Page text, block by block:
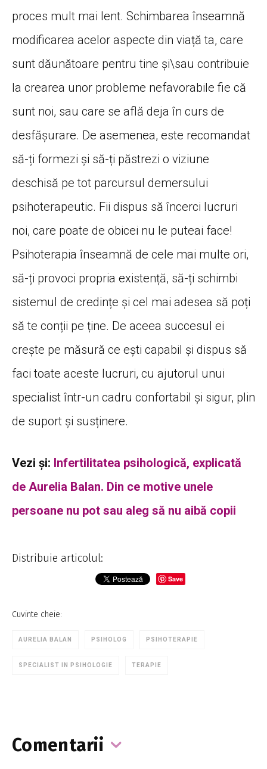
proces mult mai lent. Schimbarea înseamnă
modificarea acelor aspecte din viață ta, care
sunt dăunătoare pentru tine și\sau contribuie
la crearea unor probleme nefavorabile fie că
sunt noi, sau care se află deja în curs de
desfășurare. De asemenea, este recomandat
să-ți formezi și să-ți păstrezi o viziune
deschisă pe tot parcursul demersului
psihoterapeutic. Fii dispus să încerci lucruri
noi, care poate de obicei nu le puteai face!
Psihoterapia înseamnă de cele mai multe ori,
să-ți provoci propria existență, să-ți schimbi
sistemul de credințe și cel mai adesea să poți
să te conții pe ține. De aceea succesul ei
crește pe măsură ce ești capabil și dispus să
faci toate aceste lucruri, cu ajutorul unui
specialist într-un cadru confortabil și sigur, plin
de suport și susținere.
Vezi și: Infertilitatea psihologică, explicată
de Aurelia Balan. Din ce motive unele
persoane nu pot sau aleg să nu aibă copii
Distribuie articolul:
Save
Cuvinte cheie:
AURELIA BALAN PSIHOLOG PSIHOTERAPIE
SPECIALIST IN PSIHOLOGIE TERAPIE
Comentarii